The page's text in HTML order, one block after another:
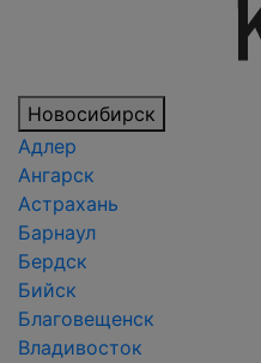
Новосибирск
Адлер
Ангарск
Астрахань
Барнаул
Бердск
Бийск
Благовещенск
Владивосток